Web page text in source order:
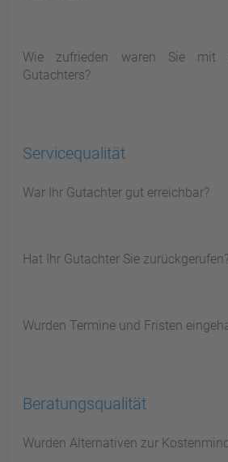
Wie zufrieden waren Sie mit
Gutachters?
Servicequalität
War Ihr Gutachter gut erreichbar?
Hat Ihr Gutachter Sie
Wurden Termine und Fristen
Beratungsqualität
Wurden Alternativen zur